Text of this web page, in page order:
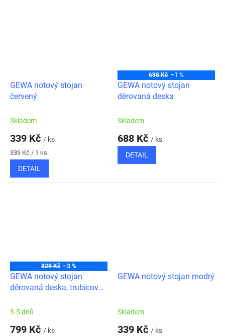
GEWA notový stojan
červený
Skladem
339 Kč / ks
Měrná
cena:
339 Kč / 1 ks
DETAIL
698 Kč –1 %
GEWA notový stojan
děrovaná deska
Skladem
688 Kč / ks
DETAIL
829 Kč –3 %
GEWA notový stojan
děrovaná deska, trubicový
3-5 dnů
799 Kč / ks
GEWA notový stojan modrý
Skladem
339 Kč / ks